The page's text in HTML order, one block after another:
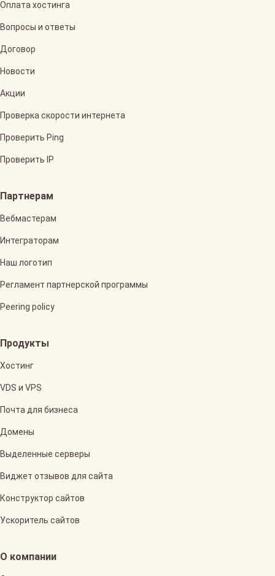
Оплата хостинга
Вопросы и ответы
Договор
Новости
Акции
Проверка скорости интернета
Проверить Ping
Проверить IP
Партнерам
Вебмастерам
Интеграторам
Наш логотип
Регламент партнерской программы
Peering policy
Продукты
Хостинг
VDS и VPS
Почта для бизнеса
Домены
Выделенные серверы
Виджет отзывов для сайта
Конструктор сайтов
Ускоритель сайтов
О компании